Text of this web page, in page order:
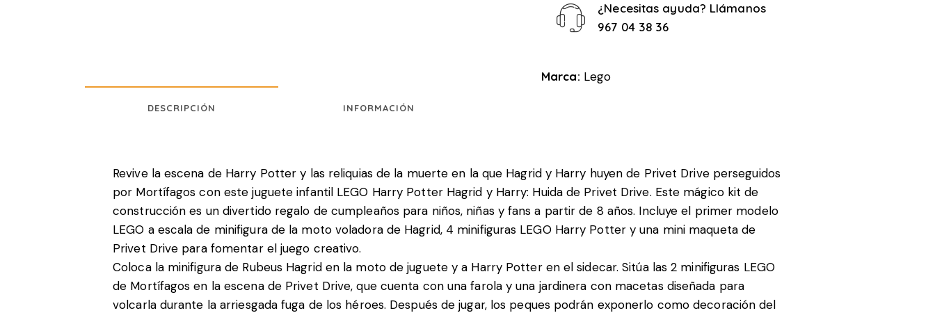
¿Necesitas ayuda? Llámanos
967 04 38 36
Marca: Lego
DESCRIPCIÓN INFORMACIÓN
Revive la escena de Harry Potter y las reliquias de la muerte en la que Hagrid y Harry huyen de Privet Drive perseguidos
por Mortífagos con este juguete infantil LEGO Harry Potter Hagrid y Harry: Huida de Privet Drive. Este mágico kit de
construcción es un divertido regalo de cumpleaños para niños, niñas y fans a partir de 8 años. Incluye el primer modelo
LEGO a escala de minifigura de la moto voladora de Hagrid, 4 minifiguras LEGO Harry Potter y una mini maqueta de
Privet Drive para fomentar el juego creativo.
Coloca la minifigura de Rubeus Hagrid en la moto de juguete y a Harry Potter en el sidecar. Sitúa las 2 minifiguras LEGO
de Mortífagos en la escena de Privet Drive, que cuenta con una farola y una jardinera con macetas diseñada para
volcarla durante la arriesgada fuga de los héroes. Después de jugar, los peques podrán exponerlo como decoración del